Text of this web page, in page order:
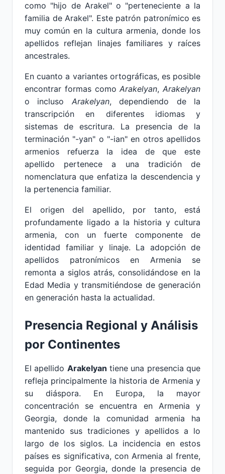
como "hijo de Arakel" o "perteneciente a la
familia de Arakel". Este patrón patronímico es
muy común en la cultura armenia, donde los
apellidos reflejan linajes familiares y raíces
ancestrales.
En cuanto a variantes ortográficas, es posible
encontrar formas comoArakelyan, Arakelyan
o incluso Arakelyan, dependiendo de la
transcripción en diferentes idiomas y
sistemas de escritura. La presencia de la
terminación "-yan" o "-ian" en otros apellidos
armenios refuerza la idea de que este
apellido pertenece a una tradición de
nomenclatura que enfatiza la descendencia y
la pertenencia familiar.
El origen del apellido, por tanto, está
profundamente ligado a la historia y cultura
armenia, con un fuerte componente de
identidad familiar y linaje. La adopción de
apellidos patronímicos en Armenia se
remonta a siglos atrás, consolidándose en la
Edad Media y transmitiéndose de generación
en generación hasta la actualidad.
Presencia Regional y Análisis
por Continentes
El apellido Arakelyan tiene una presencia que
refleja principalmente la historia de Armenia y
su diáspora. En Europa, la mayor
concentración se encuentra en Armenia y
Georgia, donde la comunidad armenia ha
mantenido sus tradiciones y apellidos a lo
largo de los siglos. La incidencia en estos
países es significativa, con Armenia al frente,
seguida por Georgia, donde la presencia de